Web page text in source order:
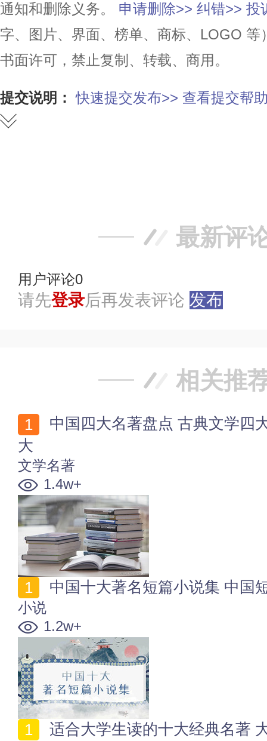
通知和删除义务。
申请删除>> 纠错>> 投
字、图片、界面、榜单、商标、LOGO
书面许可，禁止复制、转载、商用。
提交说明： 快速提交发布>> 查看提交帮
最新评
用户评论0
请先登录后再发表评论 发布
相关推
大
文学名著
1.4w+
中国十大著名短篇小说集 中国
小说
1.2w+